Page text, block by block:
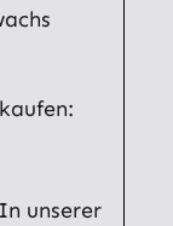
unserer